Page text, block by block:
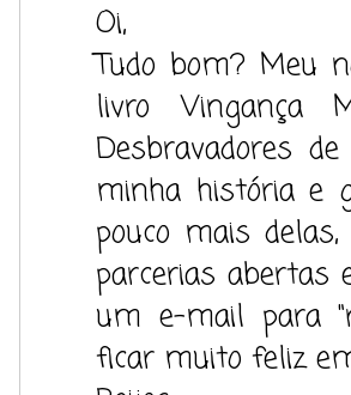
Oi,
Tudo bom? Meu
livro
Desbravadores
minha história e
pouco mais
parcerias abertas
um e-mail para
ficar muito feliz